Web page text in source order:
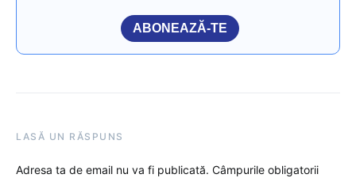
ABONEAZĂ-TE
LASĂ UN RĂSPUNS
Adresa ta de email nu va fi publicată. Câmpurile obligatorii